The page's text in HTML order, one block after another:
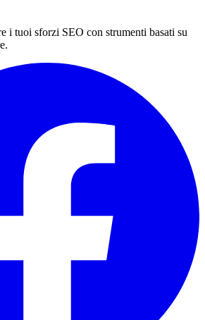
i tuoi sforzi SEO con strumenti basati su